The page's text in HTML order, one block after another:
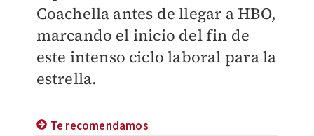
Coachella antes de llegar a HBO,
marcando el inicio del fin de
este intenso ciclo laboral para la
estrella.
Te recomendamos